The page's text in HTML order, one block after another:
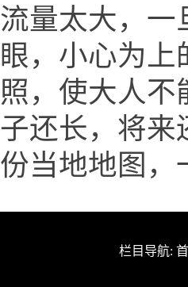
流量太大，一
眼，小心为
照，使大人
子还长，将来
份当地地图，
栏目导航: